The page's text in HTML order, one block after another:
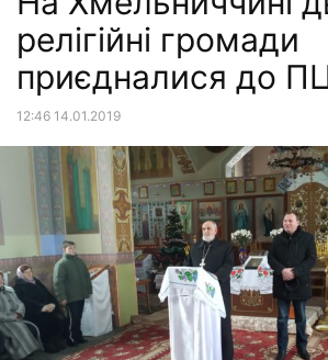
релігійні громади
приєдналися до
12:46 14.01.2019